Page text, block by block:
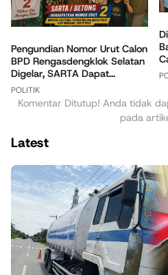
Pengundian Nomor Urut Calon
BPD Rengasdengklok Selatan
Digelar, SARTA Dapat...
POLITIK
Komentar Ditutup! Anda tidak
pada
Latest